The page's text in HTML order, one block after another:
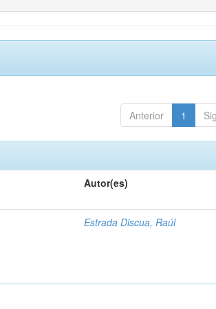
Anterior 1
Autor(es)
Estrada Discua, Raúl